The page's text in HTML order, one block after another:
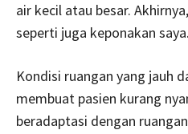
air kecil atau besar.
seperti juga keponakan saya.
Kondisi ruangan yang jauh
membuat pasien kurang
beradaptasi dengan